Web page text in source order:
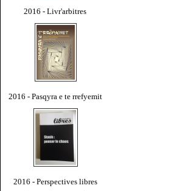
2016 - Livr'arbitres
2016 - Pasqyra e te rrefyemit
2016 - Perspectives libres